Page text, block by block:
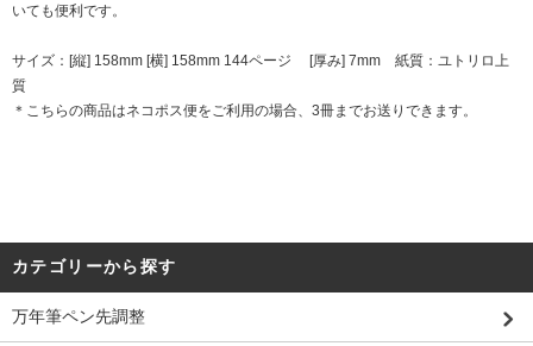
いても便利です。
サイズ：[縦] 158mm [横] 158mm 144ページ [厚み] 7mm 紙質：ユトリロ上
質
＊こちらの商品はネコポス便をご利用の場合、3冊までお送りできます。
カテゴリーから探す
万年筆ペン先調整